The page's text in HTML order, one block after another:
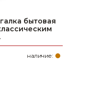
бытовая
наличие: